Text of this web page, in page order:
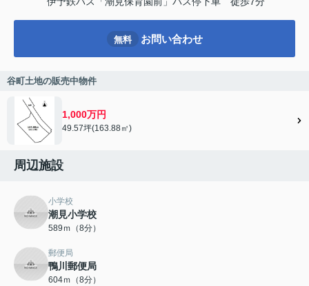
無料 お問い合わせ
谷町土地の販売中物件
1,000万円
49.57坪(163.88㎡)
周辺施設
小学校
潮見小学校
589ｍ（8分）
郵便局
鴨川郵便局
604ｍ（8分）